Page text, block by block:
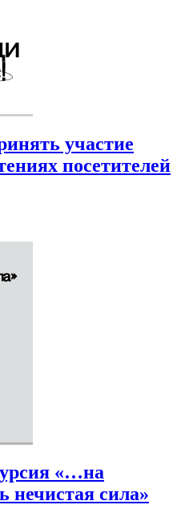
участие
посетителей
«…на
нечистая сила»